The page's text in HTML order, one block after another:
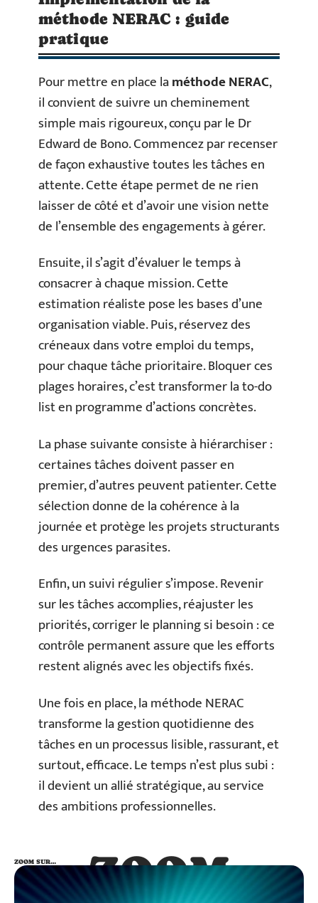
méthode NERAC : guide
pratique
Pour mettre en place laméthode NERAC,
il convient de suivre un cheminement
simple mais rigoureux, conçu par le Dr
Edward de Bono. Commencez par recenser
de façon exhaustive toutes les tâches en
attente. Cette étape permet de ne rien
laisser de côté et d’avoir une vision nette
de l’ensemble des engagements à gérer.
Ensuite, il s’agit d’évaluer le temps à
consacrer à chaque mission. Cette
estimation réaliste pose les bases d’une
organisation viable. Puis, réservez des
créneaux dans votre emploi du temps,
pour chaque tâche prioritaire. Bloquer ces
plages horaires, c’est transformer la to-do
list en programme d’actions concrètes.
La phase suivante consiste à hiérarchiser :
certaines tâches doivent passer en
premier, d’autres peuvent patienter. Cette
sélection donne de la cohérence à la
journée et protège les projets structurants
des urgences parasites.
Enfin, un suivi régulier s’impose. Revenir
sur les tâches accomplies, réajuster les
priorités, corriger le planning si besoin : ce
contrôle permanent assure que les efforts
restent alignés avec les objectifs fixés.
Une fois en place, la méthode NERAC
transforme la gestion quotidienne des
tâches en un processus lisible, rassurant, et
surtout, efficace. Le temps n’est plus subi :
il devient un allié stratégique, au service
des ambitions professionnelles.
ZOOM
SUR…
ZOOM SUR…